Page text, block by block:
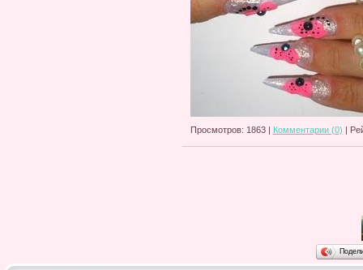
Просмотров: 1863 | Комментарии (0) |